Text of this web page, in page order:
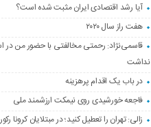
آیا رشد اقتصادی ایران مثبت شده است؟
هفت راز سال ۲۰۲۰
قاسمی‌نژاد: رحمتی مخالفتی با حضور من در
نداشت
در باب یک اقدام پرهزینه
فاجعه خورشیدی روی نیمکت ارزشمند ملی
زالی: تهران را تعطیل کنید؛ در مبتلایان کرونا